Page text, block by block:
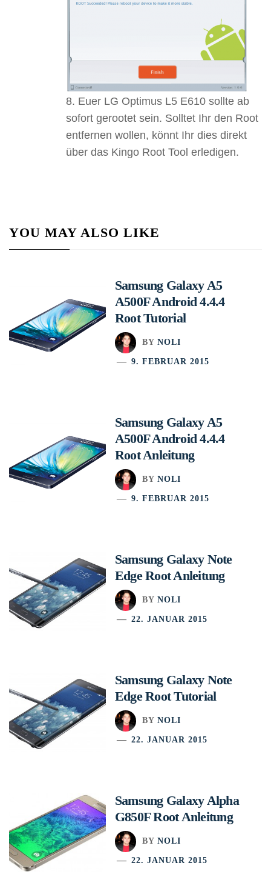
Euer LG Optimus L5 E610 sollte ab
sofort gerootet sein. Solltet Ihr den Root
entfernen wollen, könnt Ihr dies direkt
über das Kingo Root Tool erledigen.
YOU MAY ALSO LIKE
Samsung Galaxy A5
A500F Android 4.4.4
Root Tutorial
BY NOLI
9. FEBRUAR 2015
Samsung Galaxy A5
A500F Android 4.4.4
Root Anleitung
BY NOLI
9. FEBRUAR 2015
Samsung Galaxy Note
Edge Root Anleitung
BY NOLI
22. JANUAR 2015
Samsung Galaxy Note
Edge Root Tutorial
BY NOLI
22. JANUAR 2015
Samsung Galaxy Alpha
G850F Root Anleitung
BY NOLI
22. JANUAR 2015